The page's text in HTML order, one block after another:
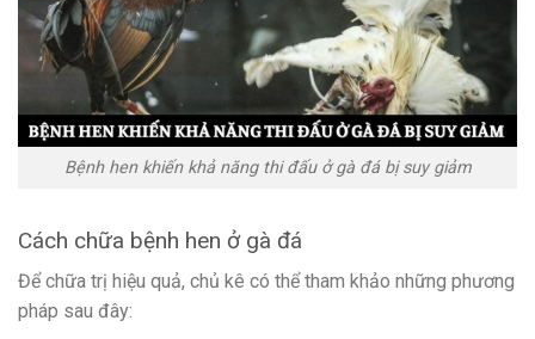
Bệnh hen khiến khả năng thi đấu ở gà đá bị suy giảm
Cách chữa bệnh hen ở gà đá
Để chữa trị hiệu quả, chủ kê có thể tham khảo những phương
pháp sau đây: